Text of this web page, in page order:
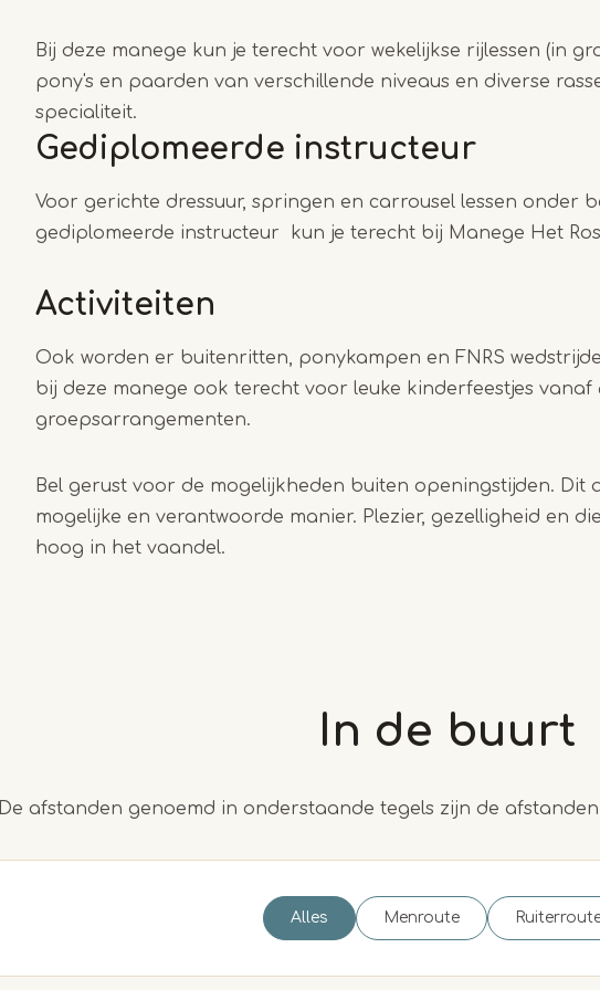
of
2
Bij deze manege kun je terecht voor wekelijkse rijlessen (in
pony's en paarden van verschillende niveaus en diverse
specialiteit.
Gediplomeerde instructeur
Voor gerichte dressuur, springen en carrousel lessen onder
gediplomeerde instructeur kun je terecht bij Manege Het
Activiteiten
Ook worden er buitenritten, ponykampen en FNRS
bij deze manege ook terecht voor leuke kinderfeestjes vanaf
groepsarrangementen.
Bel gerust voor de mogelijkheden buiten openingstijden. Dit
mogelijke en verantwoorde manier. Plezier, gezelligheid en
hoog in het vaandel.
In de buurt
De afstanden genoemd in onderstaande tegels zijn de
Alles Menroute